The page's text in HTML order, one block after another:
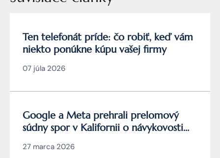
Ten telefonát príde: čo robiť, keď vám
niekto ponúkne kúpu vašej firmy
07 júla 2026
Google a Meta prehrali prelomový
súdny spor v Kalifornii o návykovosti
27 marca 2026